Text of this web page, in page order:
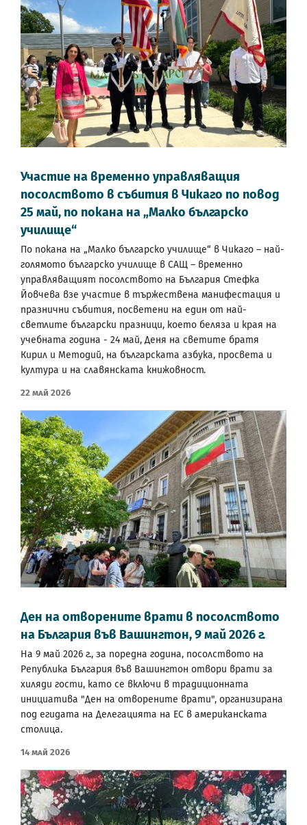
Участие на временно управляващия
посолството в събития в Чикаго по повод
25 май, по покана на „Малко българско
училище“
По покана на „Малко българско училище“ в Чикаго – най-
голямото българско училище в САЩ – временно
управляващият посолството на България Стефка
Йовчева взе участие в тържествена манифестация и
празнични събития, посветени на един от най-
светлите български празници, което беляза и края на
учебната година - 24 май, Деня на светите братя
Кирил и Методий, на българската азбука, просвета и
култура и на славянската книжовност.
22 Май 2026
Ден на отворените врати в посолството
на България във Вашингтон, 9 май 2026 г.
На 9 май 2026 г., за поредна година, посолството на
Република България във Вашингтон отвори врати за
хиляди гости, като се включи в традиционната
инициатива "Ден на отворените врати", организирана
под егидата на Делегацията на ЕС в американската
столица.
14 Май 2026